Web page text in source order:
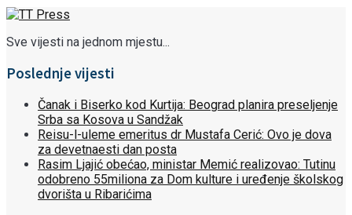
Sve vijesti na jednom mjestu...
Poslednje vijesti
Čanak i Biserko kod Kurtija: Beograd planira preseljenje
Srba sa Kosova u Sandžak
Reisu-l-uleme emeritus dr Mustafa Cerić: Ovo je dova
za devetnaesti dan posta
Rasim Ljajić obećao, ministar Memić realizovao: Tutinu
odobreno 55miliona za Dom kulture i uređenje školskog
dvorišta u Ribarićima